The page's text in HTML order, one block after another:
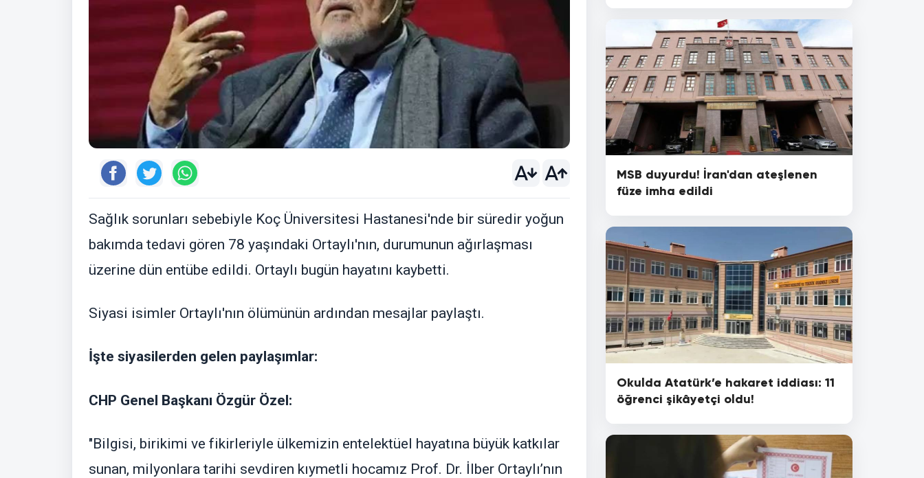
Sağlık sorunları sebebiyle Koç Üniversitesi Hastanesi'nde bir süredir yoğun
bakımda tedavi gören 78 yaşındaki Ortaylı'nın, durumunun ağırlaşması
üzerine dün entübe edildi. Ortaylı bugün hayatını kaybetti.
Siyasi isimler Ortaylı'nın ölümünün ardından mesajlar paylaştı.
İşte siyasilerden gelen paylaşımlar:
CHP Genel Başkanı Özgür Özel:
"Bilgisi, birikimi ve fikirleriyle ülkemizin entelektüel hayatına büyük katkılar
sunan, milyonlara tarihi sevdiren kıymetli hocamız Prof. Dr. İlber Ortaylı’nın
MSB duyurdu! İran'dan ateşlenen
füze imha edildi
Okulda Atatürk’e hakaret iddiası: 11
öğrenci şikâyetçi oldu!